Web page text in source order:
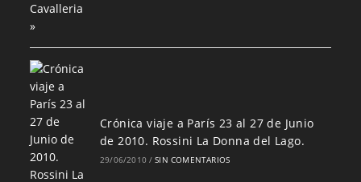
Crónica viaje a París 23 al 27 de Junio
de 2010. Rossini La Donna del Lago.
29/06/2010 / SIN COMENTARIOS